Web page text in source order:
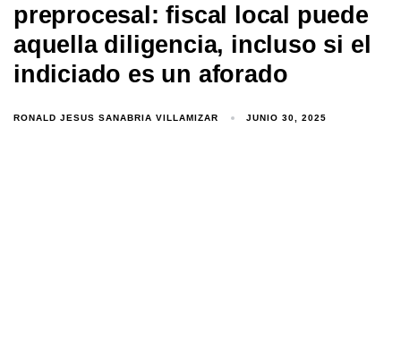
preprocesal: fiscal local puede
aquella diligencia, incluso si el
indiciado es un aforado
RONALD JESUS SANABRIA VILLAMIZAR JUNIO 30, 2025